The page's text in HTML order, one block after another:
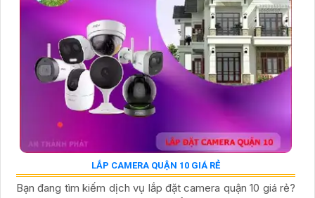
LẮP ĐẶT CAMERA LIVESTREAM SỰ KIỆN THỂ THAO
Lắp đặt camera livestream thể thao là giải pháp giúp ghi
hình và phát trực tiếp các trận đấu với chất lượng hình ảnh
rõ nét ổn định theo thời gian thực. Hệ thống phù hợp cho
nhiều bộ môn như tennis, pickleball, cầu lông, billiard và
các sự kiện thể thao phong trào mang đến trải nghiệm
theo dõi chân thực cho người xem